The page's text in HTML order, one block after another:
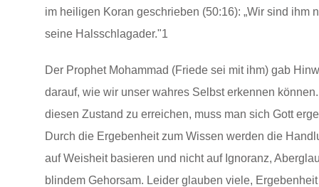
im heiligen Koran geschrieben (50:16): „Wir sind ihm
seine Halsschlagader."1
Der Prophet Mohammad (Friede sei mit ihm) gab
darauf, wie wir unser wahres Selbst erkennen
diesen Zustand zu erreichen, muss man sich Gott
Durch die Ergebenheit zum Wissen werden die
auf Weisheit basieren und nicht auf Ignoranz,
blindem Gehorsam. Leider glauben viele,